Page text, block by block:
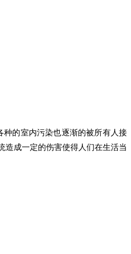
种的室内污染也逐渐的被所有人接
造成一定的伤害使得人们在生活当